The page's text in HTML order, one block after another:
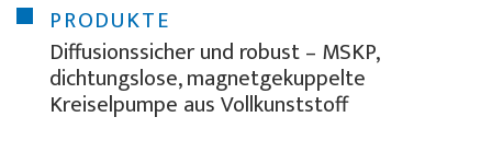
PRODUKTE
Diffusionssicher und robust – MSKP,
dichtungslose, magnetgekuppelte
Kreiselpumpe aus Vollkunststoff